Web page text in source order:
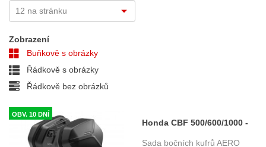
Zobrazení
Buňkově s obrázky
Řádkově s obrázky
Řádkově bez obrázků
OBV. 10 DNÍ
Honda CBF 500/600/1000 -
kompletní sada - nosič,
Sada bočních kufrů AERO